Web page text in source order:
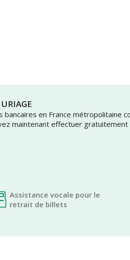
en France métropolitaine
maintenant effectuer
Assistance vocale pour le
retrait de billets